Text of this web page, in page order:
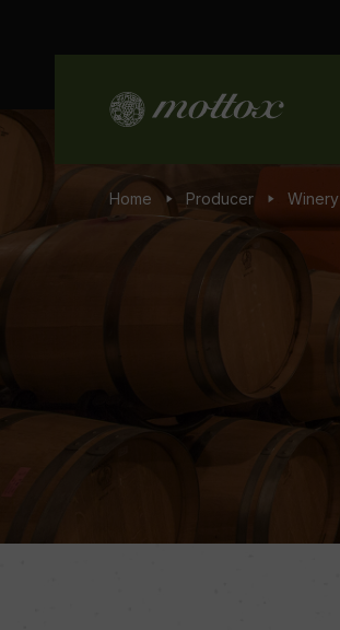
Home Producer Winery